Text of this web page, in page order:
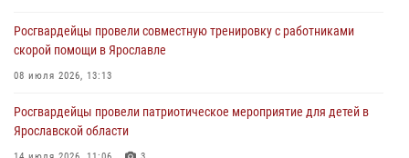
Росгвардейцы оказали помощь беременной женщине во время
празднования Дня ВДВ в Ярославле
03 августа 2026, 06:20
За период с 20 июля по 26 июля 2026 года Ярославские
Росгвардейцы изъяли 41 единицу гражданского оружия в связи с
нарушением законодательства
Росгвардейцы провели совместную тренировку с работниками
скорой помощи в Ярославле
08 июля 2026, 13:13
Росгвардейцы провели патриотическое мероприятие для детей в
Ярославской области